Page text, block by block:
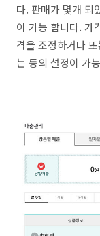
다. 판매가 몇개 되
이 가능 합니다. 가
격을 조정하거나
는 등의 설정이 가